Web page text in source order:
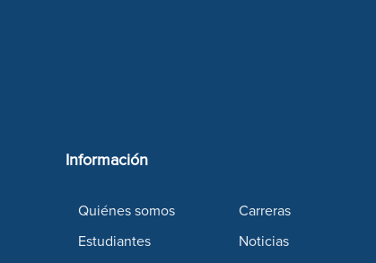
Información
Quiénes somos Carreras
Estudiantes Noticias